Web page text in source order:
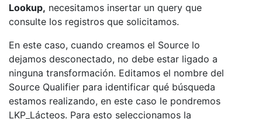
Lookup, necesitamos insertar un query que
consulte los registros que solicitamos.
En este caso, cuando creamos el Source lo
dejamos desconectado, no debe estar ligado a
ninguna transformación. Editamos el nombre del
Source Qualifier para identificar qué búsqueda
estamos realizando, en este caso le pondremos
LKP_Lácteos. Para esto seleccionamos la